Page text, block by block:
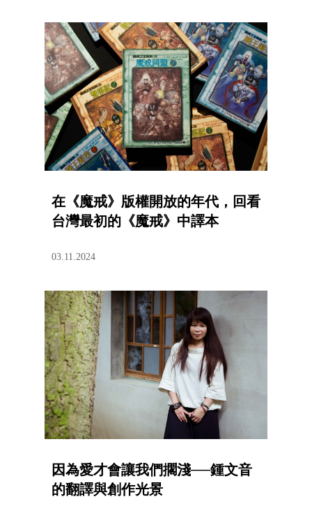
在《魔戒》版權開放的年代，回看
台灣最初的《魔戒》中譯本
03.11.2024
因為愛才會讓我們擱淺──鍾文音
的翻譯與創作光景